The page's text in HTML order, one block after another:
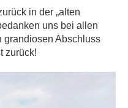
in der „alten
uns bei allen
grandiosen Abschluss
zurück!